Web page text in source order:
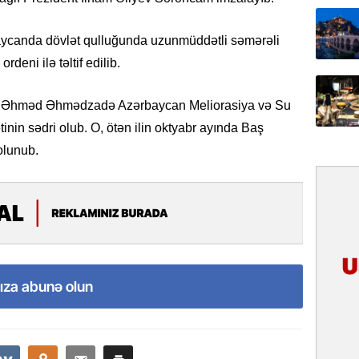
dövlət qulluğunda uzunmüddətli səmərəli
ordeni ilə təltif edilib.
Əhmədzadə Azərbaycan Meliorasiya və Su
sədri olub. O, ötən ilin oktyabr ayında Baş
abunə olun
İlin ilk
çox
Yeni